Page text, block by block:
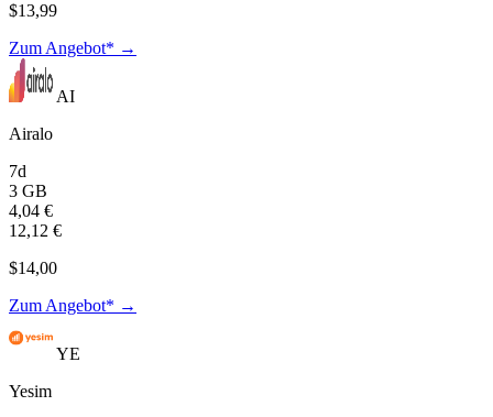
$13,99
Zum Angebot* →
AI
Airalo
7d
3 GB
4,04 €
12,12 €
$14,00
Zum Angebot* →
YE
Yesim